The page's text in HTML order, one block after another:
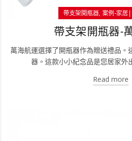
帶支架開瓶器 案例-家居
帶支架開瓶器-
萬海航運選擇了開瓶器作為贈送禮品。
器。這款小小紀念品是您居家外
Read more